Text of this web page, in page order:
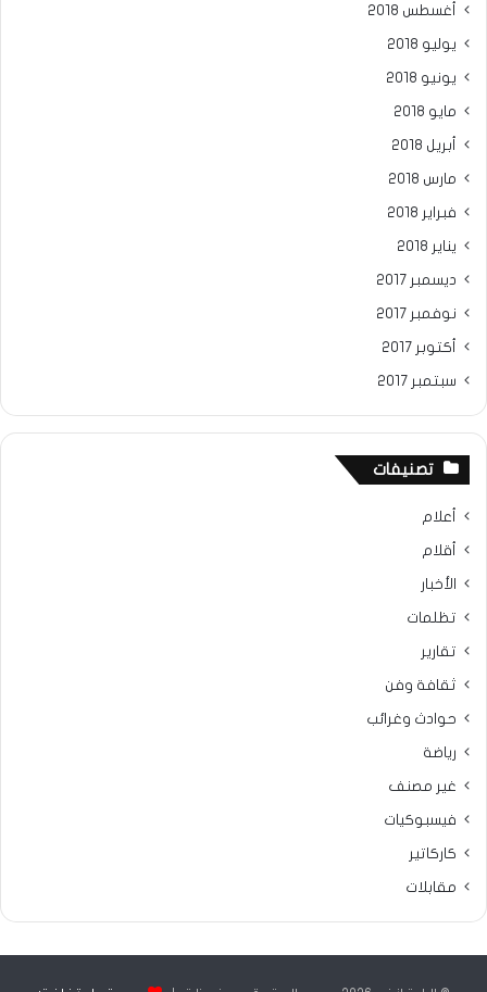
أغسطس 2018
يوليو 2018
يونيو 2018
مايو 2018
أبريل 2018
مارس 2018
فبراير 2018
يناير 2018
ديسمبر 2017
نوفمبر 2017
أكتوبر 2017
سبتمبر 2017
تصنيفات
أعلام
أقلام
الأخبار
تظلمات
تقارير
ثقافة وفن
حوادث وغرائب
رياضة
غير مصنف
فيسبوكيات
كاركاتير
مقابلات